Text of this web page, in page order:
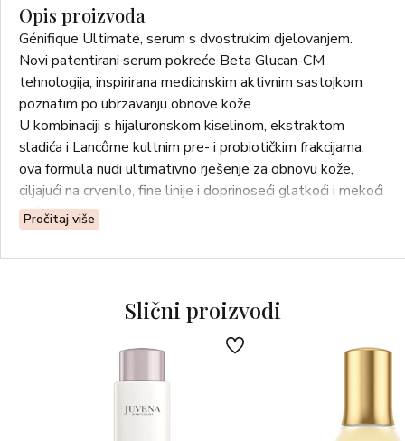
Opis proizvoda
Génifique Ultimate, serum s dvostrukim djelovanjem.
Novi patentirani serum pokreće Beta Glucan-CM
tehnologija, inspirirana medicinskim aktivnim sastojkom
poznatim po ubrzavanju obnove kože.
U kombinaciji s hijaluronskom kiselinom, ekstraktom
sladića i Lancôme kultnim pre- i probiotičkim frakcijama,
ova formula nudi ultimativno rješenje za obnovu kože,
ciljajući na crvenilo, fine linije i doprinoseći glatkoći i mekoći
kože.
Pročitaj više
Slični proizvodi